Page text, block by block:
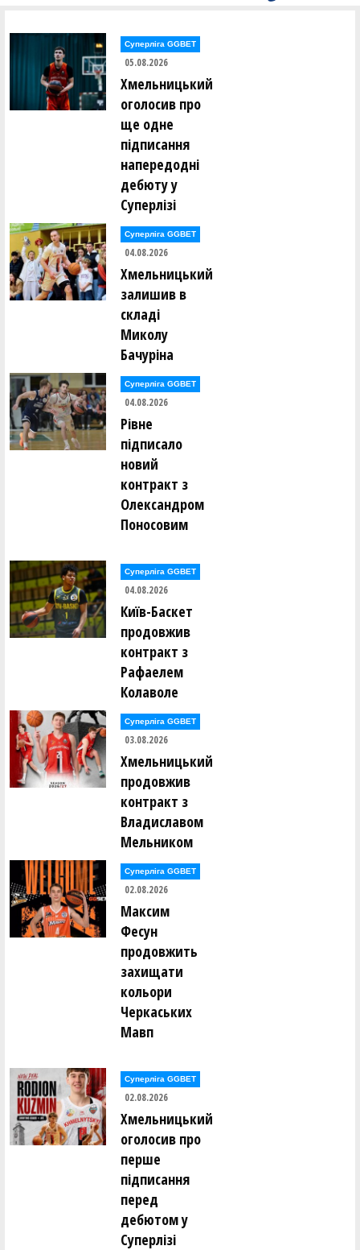
Суперліга GGBET
05.08.2026
Хмельницький
оголосив про
ще одне
підписання
напередодні
дебюту у
Суперлізі
Суперліга GGBET
04.08.2026
Хмельницький
залишив в
складі
Миколу
Бачуріна
Суперліга GGBET
04.08.2026
Рівне
підписало
новий
контракт з
Олександром
Поносовим
Суперліга GGBET
04.08.2026
Київ-Баскет
продовжив
контракт з
Рафаелем
Колаволе
Суперліга GGBET
03.08.2026
Хмельницький
продовжив
контракт з
Владиславом
Мельником
Суперліга GGBET
02.08.2026
Максим
Фесун
продовжить
захищати
кольори
Черкаських
Мавп
Суперліга GGBET
02.08.2026
Хмельницький
оголосив про
перше
підписання
перед
дебютом у
Суперлізі